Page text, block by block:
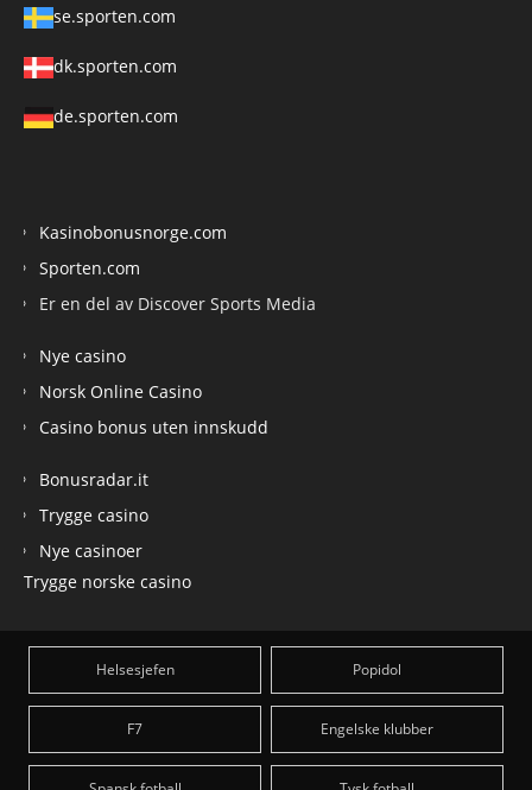
se.sporten.com
dk.sporten.com
de.sporten.com
Kasinobonusnorge.com
Sporten.com
Er en del av Discover Sports Media
Nye casino
Norsk Online Casino
Casino bonus uten innskudd
Bonusradar.it
Trygge casino
Nye casinoer
Trygge norske casino
Helsesjefen Popidol
F7 Engelske klubber